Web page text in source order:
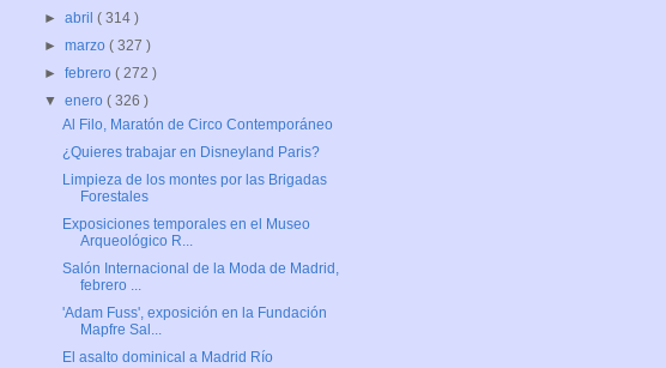
►abril( 314 )
►marzo( 327 )
►febrero( 272 )
▼enero( 326 )
Al Filo, Maratón de Circo Contemporáneo
¿Quieres trabajar en Disneyland Paris?
Limpieza de los montes por las Brigadas
Forestales
Exposiciones temporales en el Museo
Arqueológico R...
Salón Internacional de la Moda de Madrid,
febrero ...
'Adam Fuss', exposición en la Fundación
Mapfre Sal...
El asalto dominical a Madrid Río